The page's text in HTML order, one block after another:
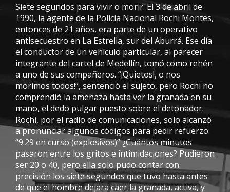
Siete segundos para vivir o morir. El 3 de abril de
1990, la agente de la Policía Nacional Rochi Montes,
entonces de 21 años, era parte de un operativo
antisecuestro en La Estrella, sur del Aburrá. Ese día
el conductor de un vehículo particular, al parecer
integrante del cartel de Medellín, tomó como rehén
a uno de sus compañeros. “¡Quietos!, o nos
morimos todos!”, sentenció el sujeto, pero Rochi no
comprendió la amenaza hasta ver la granada en su
mano, el dedo pulgar puesto sobre el detonador.
Rochi, por el radio de comunicaciones, solo alcanzó
a pronunciar algunos códigos para pedir refuerzo:
“9:29 en curso (explosivos)” ¿Cuántos minutos
pasaron entre los gritos e intimidaciones? Pudieron
ser 20 o 40, pero ella solo pudo contar con
precisión los siete segundos que tuvo hasta antes
de que el hombre dejara caer la granada, activa, y